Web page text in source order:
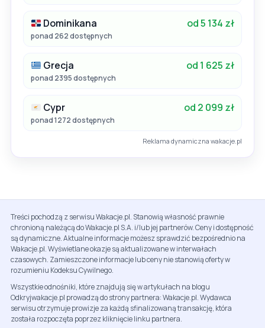
Dominikana od 5 134 zł
ponad 262 dostępnych
Grecja od 1 625 zł
ponad 2395 dostępnych
Cypr od 2 099 zł
ponad 1272 dostępnych
Reklama dynamiczna wakacje.pl
Treści pochodzą z serwisu Wakacje.pl. Stanowią własność prawnie
chronioną należącą do Wakacje.pl S.A. i/lub jej partnerów. Ceny i dostępność
są dynamiczne. Aktualne informacje możesz sprawdzić bezpośrednio na
Wakacje.pl. Wyświetlane okazje są aktualizowane w interwałach
czasowych. Zamieszczone informacje lub ceny nie stanowią oferty w
rozumieniu Kodeksu Cywilnego.
Wszystkie odnośniki, które znajdują się w artykułach na blogu
Odkryjwakacje.pl prowadzą do strony partnera: Wakacje.pl. Wydawca
serwisu otrzymuje prowizje za każdą sfinalizowaną transakcję, która
została rozpoczęta poprzez kliknięcie linku partnera.